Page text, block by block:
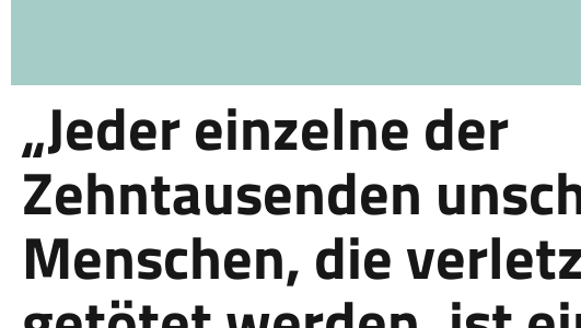
„Jeder einzelne der
Zehntausenden
Menschen, die